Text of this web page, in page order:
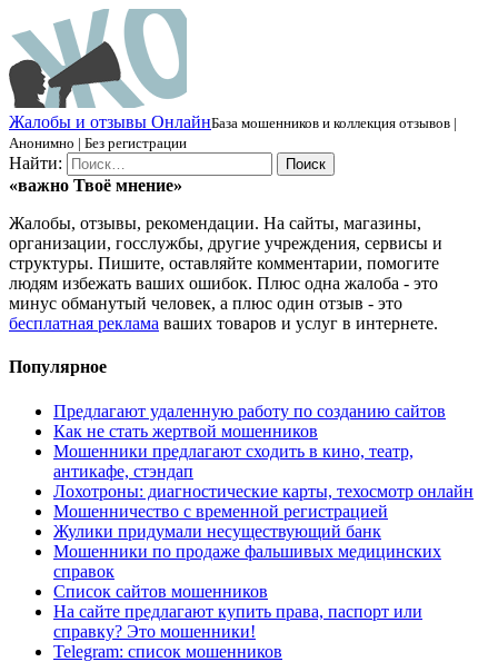
Жалобы и отзывы ОнлайнБаза мошенников и коллекция отзывов |
Анонимно | Без регистрации
Найти:
«важно Твоё мнение»
Жалобы, отзывы, рекомендации. На сайты, магазины,
организации, госслужбы, другие учреждения, сервисы и
структуры. Пишите, оставляйте комментарии, помогите
людям избежать ваших ошибок. Плюс одна жалоба - это
минус обманутый человек, а плюс один отзыв - это
бесплатная реклама ваших товаров и услуг в интернете.
Популярное
Предлагают удаленную работу по созданию сайтов
Как не стать жертвой мошенников
Мошенники предлагают сходить в кино, театр,
антикафе, стэндап
Лохотроны: диагностические карты, техосмотр онлайн
Мошенничество с временной регистрацией
Жулики придумали несуществующий банк
Мошенники по продаже фальшивых медицинских
справок
Список сайтов мошенников
На сайте предлагают купить права, паспорт или
справку? Это мошенники!
Telegram: список мошенников